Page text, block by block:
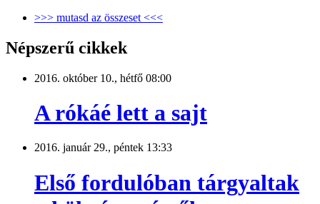
>>> mutasd az összeset <<<
Népszerű cikkek
2016. október 10., hétfő 08:00
A rókáé lett a sajt
2016. január 29., péntek 13:33
Első fordulóban tárgyaltak